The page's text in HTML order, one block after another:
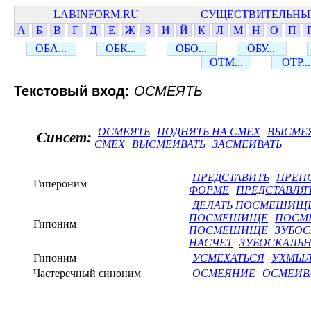
LABINFORM.RU
А
Б В Г Д Е Ж З И Й К Л М Н О П
ОБА...
ОБК... ОБО...
ОБУ...
ОТМ...
ОТР...
Текстовый вход: ОСМЕЯТЬ
Синсет: ОСМЕЯТЬ ПОДНЯТЬ НА СМЕХ
СМЕХ
ВЫСМЕИВАТЬ ЗАСМЕИВАТЬ
Гипероним
ПРЕДСТАВИТЬ
ФОРМЕ
Гипоним
ДЕЛАТЬ
ПОСМЕШИЩЕ
ПОСМЕШИЩЕ
НАСЧЕТ
Гипоним
УСМЕХАТЬСЯ
Частеречный синоним
ОСМЕЯНИЕ